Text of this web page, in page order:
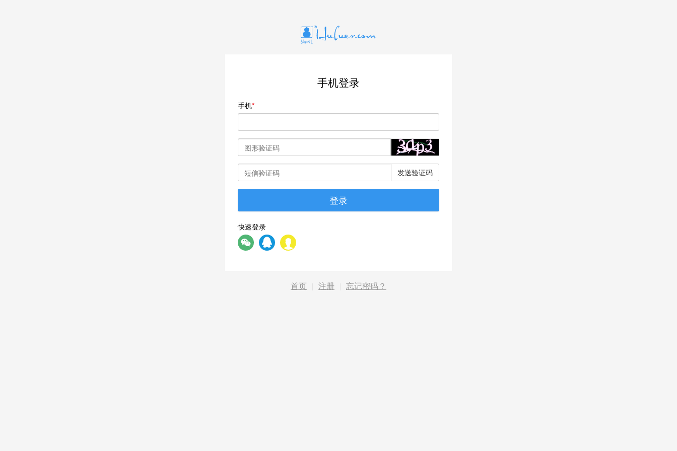
手机登录
手机
发送验证码
登录
快速登录
首页 注册 忘记密码？